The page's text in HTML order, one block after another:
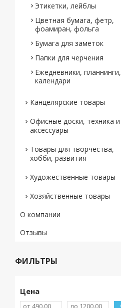
Этикетки, лейблы
Цветная бумага, фетр,
фоамиран, фольга
Бумага для заметок
Папки для черчения
Ежедневники, планнинги,
календари
Канцелярские товары
Офисные доски, техника и
аксессуары
Товары для творчества,
хобби, развития
Художественные товары
Хозяйственные товары
О компании
Отзывы
ФИЛЬТРЫ
Цена